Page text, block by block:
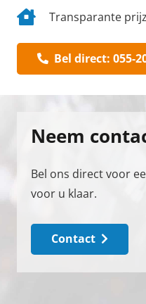
Transparante
Bel direct: 055-
Neem
Bel ons direct voor
voor u klaar.
Contact